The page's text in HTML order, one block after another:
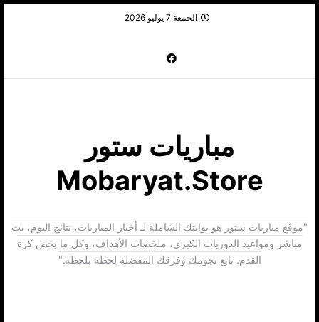
الجمعة 7 يوليو 2026
مباريات ستور
Mobaryat.Store
"موقع مباريات ستور هو بوابتك الشاملة لـ أخبار المباريات، نتائج اليوم، بث
مباشر ومواعيد الدوريات الكبرى، ملخصات الأهداف، وكل ما يخص كرة
القدم. تابع نجومك وفرقك المفضلة لحظة بلحظة."